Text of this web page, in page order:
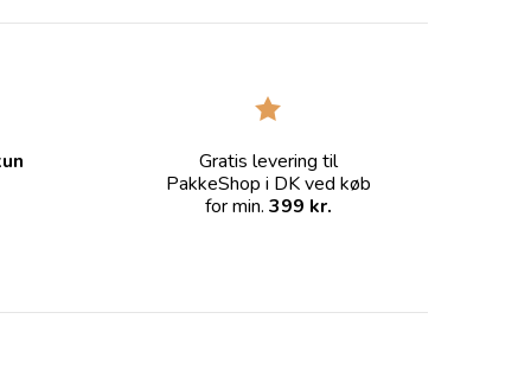
Gratis levering til
PakkeShop i DK ved køb
for min. 399 kr.